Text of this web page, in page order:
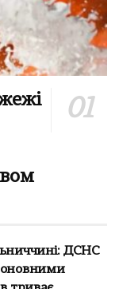
ДСНС
оновними